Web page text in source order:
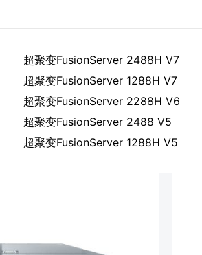
超聚变FusionServer 2488H V7
超聚变FusionServer 1288H V7
超聚变FusionServer 2288H V6
超聚变FusionServer 2488 V5
超聚变FusionServer 1288H V5